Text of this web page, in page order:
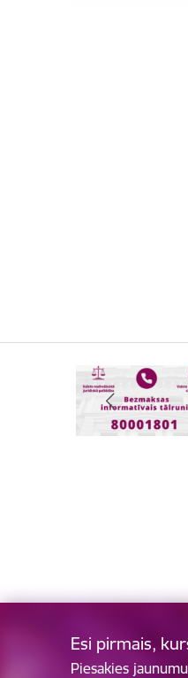
Esi pirmais,
Piesakies